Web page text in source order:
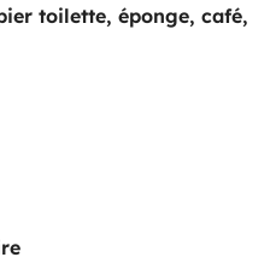
toilette, éponge, café,